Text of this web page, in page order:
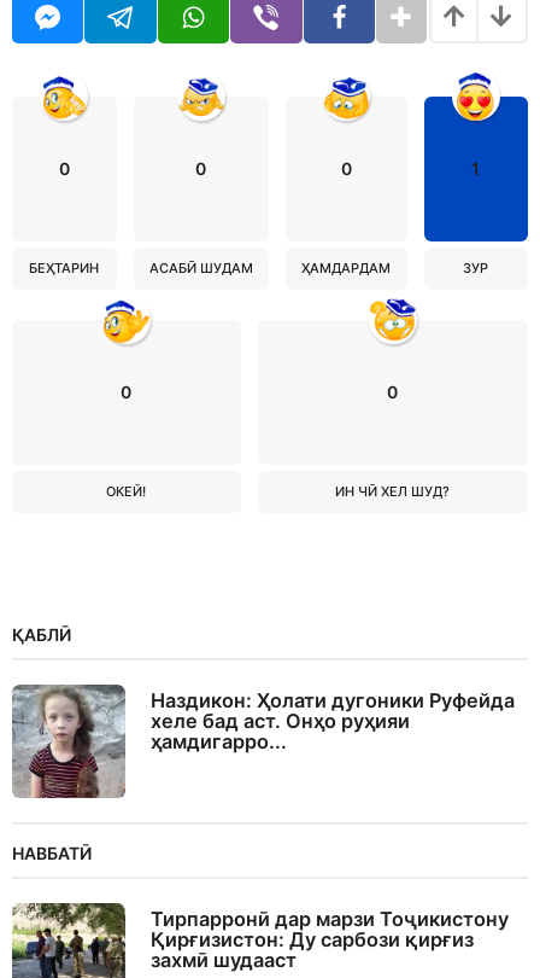
0
БЕҲТАРИН
0
АСАБӢ ШУДАМ
0
ҲАМДАРДАМ
1
ЗУР
0
ОКЕЙ!
0
ИН ЧӢ ХЕЛ ШУД?
ҚАБЛӢ
Наздикон: Ҳолати дугоники Руфейда
хеле бад аст. Онҳо руҳияи
ҳамдигарро...
НАВБАТӢ
Тирпарронӣ дар марзи Тоҷикистону
Қирғизистон: Ду сарбози қирғиз
захмӣ шудааст